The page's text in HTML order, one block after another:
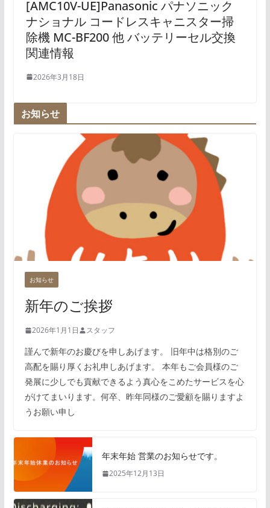
[AMC10V-UE]Panasonic パナソニック
ナショナル コードレスキャニスター掃
除機 MC-BF200 他 バッテリーセル交換
関連情報
2026年3月18日
お知らせ
お知らせ
新年のご挨拶
2026年1月1日 スタッフ
謹んで新年のお慶びを申しあげます。 旧年中は格別のご
高配を賜り厚くお礼申しあげます。 本年もご会員様のご
発展に少しでも貢献できるよう真心をこめたサービスを心
がけてまいります。何卒、昨年同様のご愛顧を賜りますよ
うお願い申し
年末年始 営業のお知らせです。
2025年12月13日